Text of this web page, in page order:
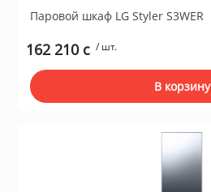
Паровой шкаф LG Styler S3WER
162 210 c / шт.
В корзину